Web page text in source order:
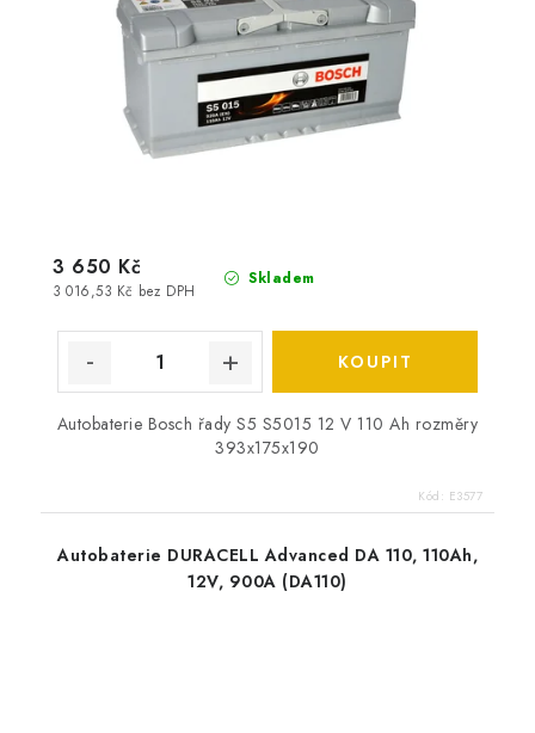
Skladem
3 016,53 Kč bez DPH
3 650 Kč
Autobaterie Bosch řady S5 S5015 12 V 110 Ah rozměry
393x175x190
Kód: E3577
Autobaterie DURACELL Advanced DA 110, 110Ah,
12V, 900A (DA110)